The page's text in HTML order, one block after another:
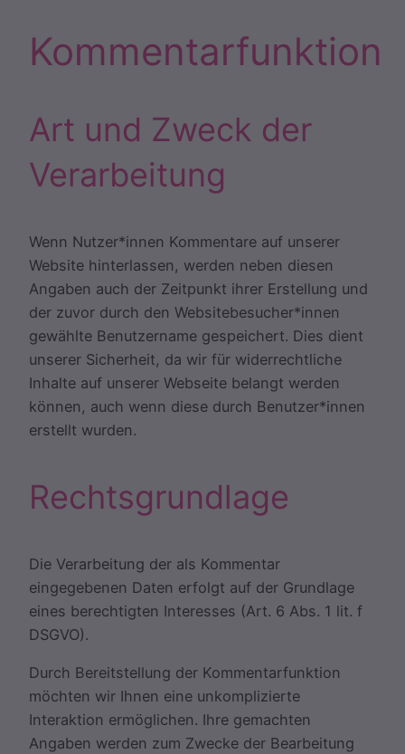
Kommentarfunktion
Art und Zweck der
Verarbeitung
Wenn Nutzer*innen Kommentare auf unserer
Website hinterlassen, werden neben diesen
Angaben auch der Zeitpunkt ihrer Erstellung und
der zuvor durch den Websitebesucher*innen
gewählte Benutzername gespeichert. Dies dient
unserer Sicherheit, da wir für widerrechtliche
Inhalte auf unserer Webseite belangt werden
können, auch wenn diese durch Benutzer*innen
erstellt wurden.
Rechtsgrundlage
Die Verarbeitung der als Kommentar
eingegebenen Daten erfolgt auf der Grundlage
eines berechtigten Interesses (Art. 6 Abs. 1 lit. f
DSGVO).
Durch Bereitstellung der Kommentarfunktion
möchten wir Ihnen eine unkomplizierte
Interaktion ermöglichen. Ihre gemachten
Angaben werden zum Zwecke der Bearbeitung